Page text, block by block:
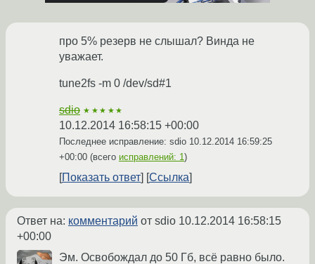
про 5% резерв не слышал? Винда не
уважает.
tune2fs -m 0 /dev/sd#1
sdio ★★★★★
10.12.2014 16:58:15 +00:00
Последнее исправление: sdio 10.12.2014 16:59:25
+00:00 (всего исправлений: 1)
Показать ответ Ссылка
Ответ на: комментарий от sdio 10.12.2014 16:58:15
+00:00
Эм. Освобождал до 50 Гб, всё равно было.